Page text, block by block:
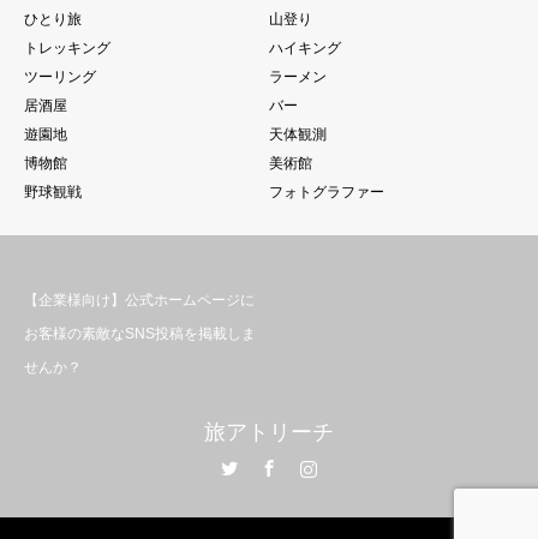
ひとり旅
山登り
トレッキング
ハイキング
ツーリング
ラーメン
居酒屋
バー
遊園地
天体観測
博物館
美術館
野球観戦
フォトグラファー
【企業様向け】公式ホームページに
お客様の素敵なSNS投稿を掲載しま
せんか？
旅アトリーチ